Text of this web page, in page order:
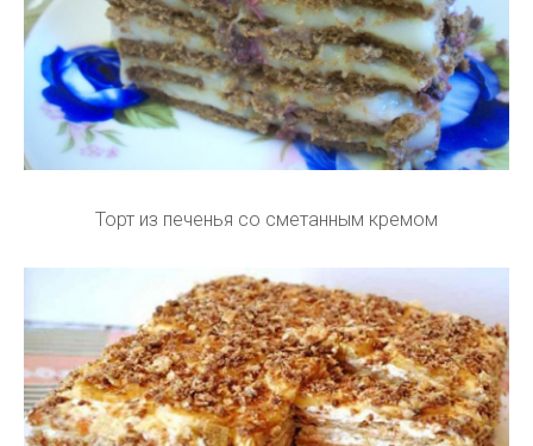
Торт из печенья со сметанным кремом